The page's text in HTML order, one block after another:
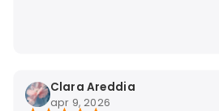
Clara Areddia
apr 9, 2026